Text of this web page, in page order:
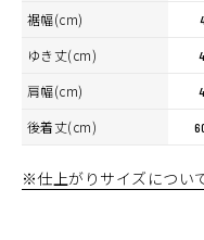
裾幅(cm)
ゆき丈(cm)
肩幅(cm)
後着丈(cm)
※仕上がりサイズについ